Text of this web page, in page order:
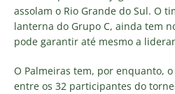
assolam o Rio Grande do Sul. O
lanterna do Grupo C, ainda tem
pode garantir até mesmo a
O Palmeiras tem, por enquanto,
entre os 32 participantes do